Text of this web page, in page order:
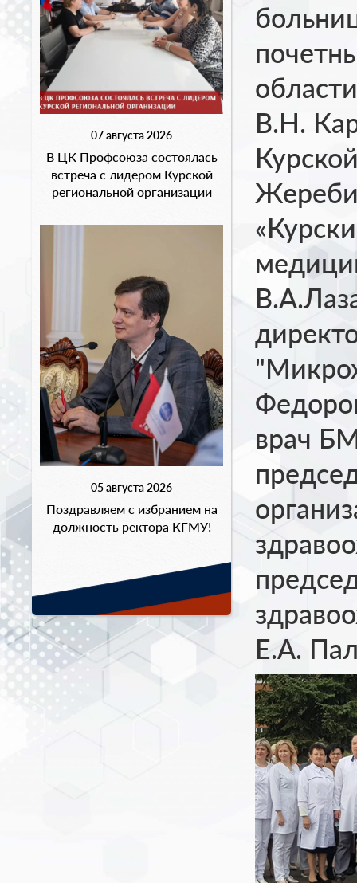
07 августа 2026
В ЦК Профсоюза состоялась
встреча с лидером Курской
региональной организации
05 августа 2026
Поздравляем с избранием на
должность ректора КГМУ!
В.Н.
врач
Е.А.